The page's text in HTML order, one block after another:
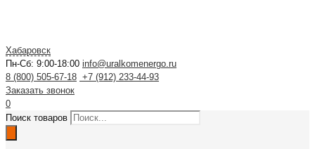
Хабаровск
Пн-Сб: 9:00-18:00 info@uralkomenergo.ru
8 (800) 505-67-18 +7 (912) 233-44-93
Заказать звонок
0
Поиск товаров